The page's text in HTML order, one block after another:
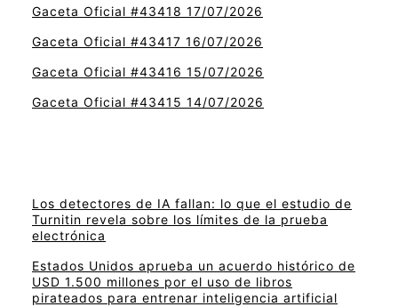
Gaceta Oficial #43418 17/07/2026
Gaceta Oficial #43417 16/07/2026
Gaceta Oficial #43416 15/07/2026
Gaceta Oficial #43415 14/07/2026
Los detectores de IA fallan: lo que el estudio de
Turnitin revela sobre los límites de la prueba
electrónica
Estados Unidos aprueba un acuerdo histórico de
USD 1.500 millones por el uso de libros
pirateados para entrenar inteligencia artificial